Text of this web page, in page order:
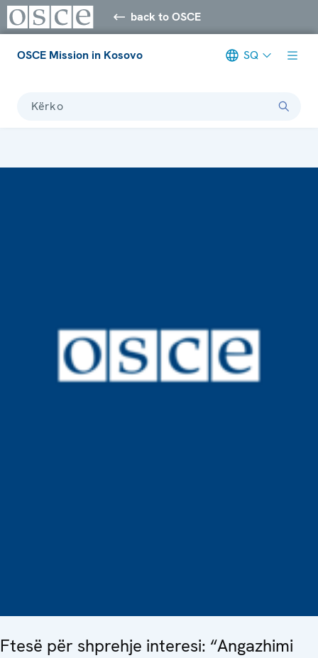
back to OSCE
OSCE Mission in Kosovo SQ
Kërko
Ftesë për shprehje interesi: “Angazhimi